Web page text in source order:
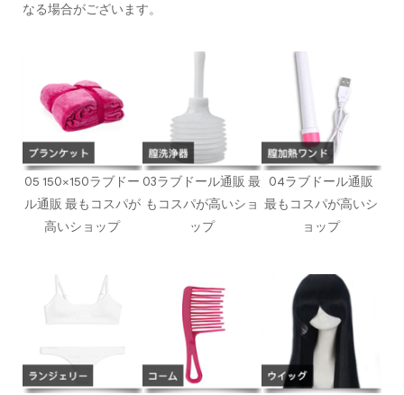
なる場合がございます。
05 150×150ラブドー
ル通販 最もコスパが
高いショップ
03ラブドール通販 最
もコスパが高いショ
ップ
04ラブドール通販
最もコスパが高いシ
ョップ